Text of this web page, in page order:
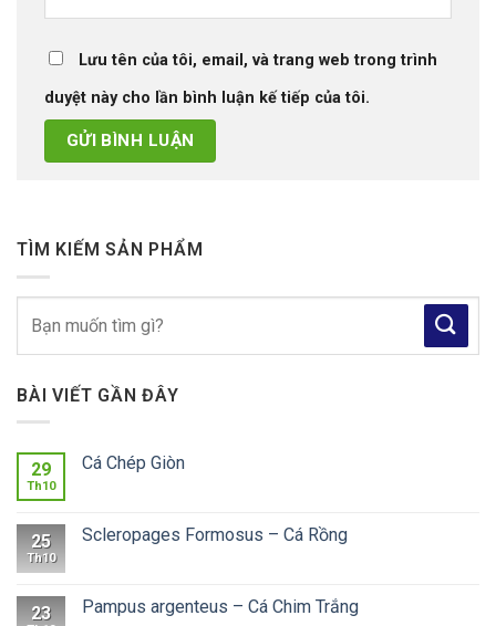
Lưu tên của tôi, email, và trang web trong trình
duyệt này cho lần bình luận kế tiếp của tôi.
TÌM KIẾM SẢN PHẨM
kiếm:
BÀI VIẾT GẦN ĐÂY
29
Th10
Cá Chép Giòn
25
Th10
Scleropages Formosus – Cá Rồng
23 Pampus argenteus – Cá Chim Trắng